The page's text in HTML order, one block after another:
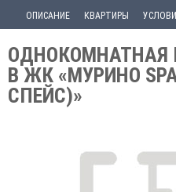
ОПИСАНИЕ КВАРТИРЫ
ОДНОКОМНАТНАЯ
В ЖК «МУРИНО
СПЕЙС)»